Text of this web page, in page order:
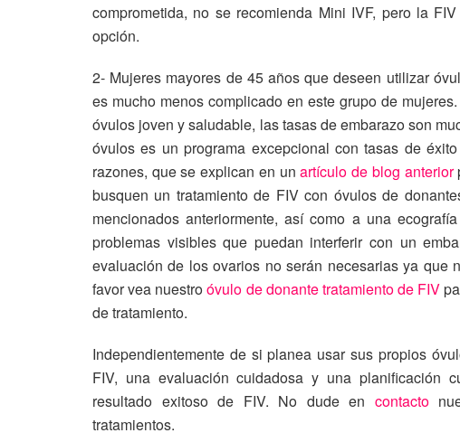
comprometida, no se recomienda Mini IVF, pero la
opción.
2- Mujeres mayores de 45 años que deseen utilizar
es mucho menos complicado en este grupo de
óvulos joven y saludable, las tasas de embarazo son
óvulos es un programa excepcional con tasas de
razones, que se explican en unartículo de blog anterior
busquen un tratamiento de FIV con óvulos de
mencionados anteriormente, así como a una
problemas visibles que puedan interferir con un
evaluación de los ovarios no serán necesarias ya
favor vea nuestroóvulo de donante tratamiento de FIV
de tratamiento.
Independientemente de si planea usar sus propios
FIV, una evaluación cuidadosa y una planificación
resultado exitoso de FIV. No dude en contacto
tratamientos.